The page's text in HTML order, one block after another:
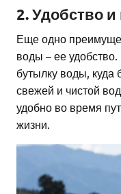
2. Удобство и
Еще одно
воды – ее
бутылку воды,
свежей и чистой
удобно во время
жизни.